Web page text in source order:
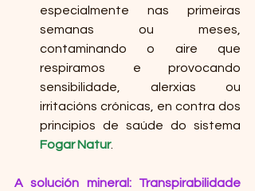
especialmente nas primeiras
semanas ou meses,
contaminando o aire que
respiramos e provocando
sensibilidade, alerxias ou
irritacións crónicas, en contra dos
Fogar Natur.
A solución mineral: Transpirabilidade